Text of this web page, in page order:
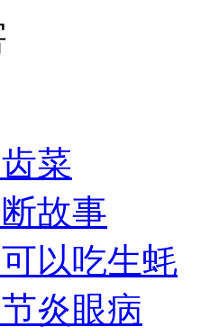
菜
故事
以吃生蚝
炎眼病